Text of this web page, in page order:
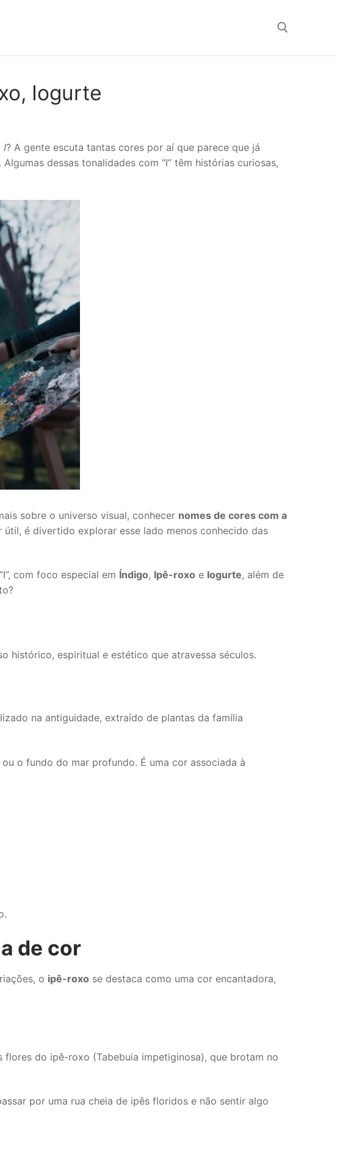
Iogurte
I? A gente escuta tantas cores por aí que parece que já
dessas tonalidades com “I” têm histórias curiosas,
sobre o universo visual, conhecer nomes de cores com a
é divertido explorar esse lado menos conhecido das
com foco especial em Índigo, Ipê-roxo e Iogurte, além de
histórico, espiritual e estético que atravessa séculos.
na antiguidade, extraído de plantas da família
o fundo do mar profundo. É uma cor associada à
de cor
o ipê-roxo se destaca como uma cor encantadora,
flores do ipê-roxo (Tabebuia impetiginosa), que brotam no
por uma rua cheia de ipês floridos e não sentir algo